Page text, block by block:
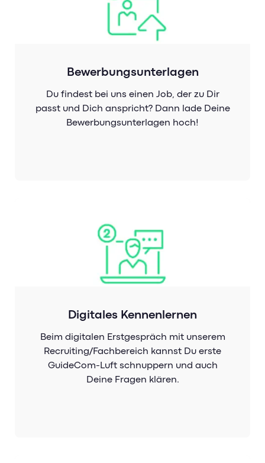
Bewerbungsunterlagen
Du findest bei uns einen Job, der zu Dir
passt und Dich anspricht? Dann lade Deine
Bewerbungsunterlagen hoch!
Digitales Kennenlernen
Beim digitalen Erstgespräch mit unserem
Recruiting/Fachbereich kannst Du erste
GuideCom-Luft schnuppern und auch
Deine Fragen klären.